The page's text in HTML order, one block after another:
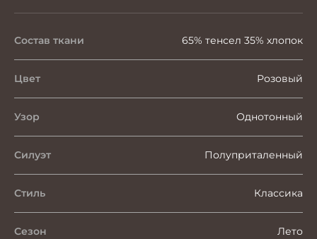
Состав ткани 65% тенсел 35% хлопок
Цвет Розовый
Узор Однотонный
Силуэт Полуприталенный
Стиль Классика
Сезон Лето